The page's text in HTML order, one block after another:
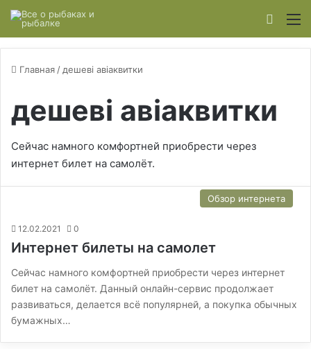
Главная / дешеві авіаквитки
дешеві авіаквитки
Сейчас намного комфортней приобрести через
интернет билет на самолёт.
Обзор интернета
12.02.2021 0
Интернет билеты на самолет
Сейчас намного комфортней приобрести через интернет
билет на самолёт. Данный онлайн-сервис продолжает
развиваться, делается всё популярней, а покупка обычных
бумажных…